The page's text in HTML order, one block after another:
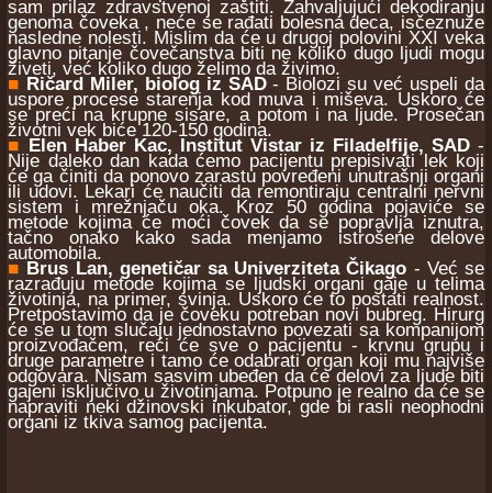
sam prilaz zdravstvenoj zaštiti. Zahvaljujući dekodiranju
genoma čoveka , neće se rađati bolesna deca, isčeznuže
nasledne nolesti. Mislim da će u drugoj polovini XXI veka
glavno pitanje čovečanstva biti ne koliko dugo ljudi mogu
živeti, već koliko dugo želimo da živimo.
■ Ričard Miler, biolog iz SAD- Biolozi su već uspeli da
uspore procese starenja kod muva i miševa. Uskoro će
se preći na krupne sisare, a potom i na ljude. Prosečan
životni vek biće 120-150 godina.
■ Elen Haber Kac, Institut Vistar iz Filadelfije, SAD -
Nije daleko dan kada ćemo pacijentu prepisivati lek koji
će ga činiti da ponovo zarastu povređeni unutrašnji organi
ili udovi. Lekari će naučiti da remontiraju centralni nervni
sistem i mrežnjaču oka. Kroz 50 godina pojaviće se
metode kojima će moći čovek da se popravlja iznutra,
tačno onako kako sada menjamo istrošene delove
automobila.
■ Brus Lan, genetičar sa Univerziteta Čikago - Već se
razrađuju metode kojima se ljudski organi gaje u telima
životinja, na primer, svinja. Uskoro će to postati realnost.
Pretpostavimo da je čoveku potreban novi bubreg. Hirurg
će se u tom slučaju jednostavno povezati sa kompanijom
proizvođačem, reći će sve o pacijentu - krvnu grupu i
druge parametre i tamo će odabrati organ koji mu najviše
odgovara. Nisam sasvim ubeđen da će delovi za ljude biti
gajeni isključivo u životinjama. Potpuno je realno da će se
napraviti neki džinovski inkubator, gde bi rasli neophodni
organi iz tkiva samog pacijenta.